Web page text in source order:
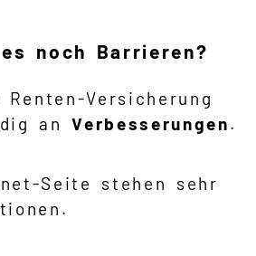
noch Barrieren?
Versicherung
anVerbesserungen.
Seite stehen sehr